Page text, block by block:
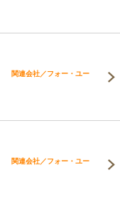
関連会社／フォー・ユー
関連会社／フォー・ユー